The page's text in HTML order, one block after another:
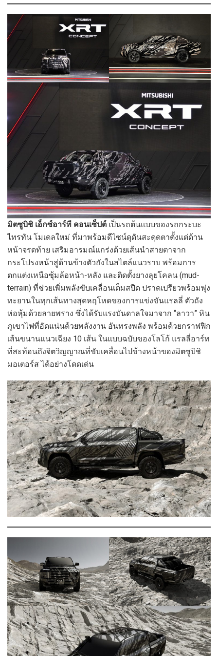
มิตซูบิชิ เอ็กซ์อาร์ที คอนเซ็ปต์ เป็นรถต้นแบบของรถกระบะ
ไทรทัน โมเดลใหม่ ที่มาพร้อมดีไซน์ดุดันสะดุดตาตั้งแต่ด้าน
หน้าจรดท้าย เสริมอารมณ์แกร่งด้วยเส้นนำสายตาจาก
กระโปรงหน้าสู่ด้านข้างตัวถังในสไตล์แนวราบ พร้อมการ
ตกแต่งเหนือซุ้มล้อหน้า-หลัง และติดตั้งยางลุยโคลน (mud-
terrain) ที่ช่วยเพิ่มพลังขับเคลื่อนเต็มสปีด ปราดเปรียวพร้อมพุ่ง
ทะยานในทุกเส้นทางสุดหฤโหดของการแข่งขันแรลลี่ ตัวถัง
ห่อหุ้มด้วยลายพราง ซึ่งได้รับแรงบันดาลใจมาจาก “ลาวา” หิน
ภูเขาไฟที่อัดแน่นด้วยพลังงาน อันทรงพลัง พร้อมด้วยกราฟฟิก
เส้นขนานแนวเฉียง 10 เส้น ในแบบฉบับของโลโก้ แรลลี่อาร์ท
ที่สะท้อนถึงจิตวิญญาณที่ขับเคลื่อนไปข้างหน้าของมิตซูบิชิ
มอเตอร์ส ได้อย่างโดดเด่น